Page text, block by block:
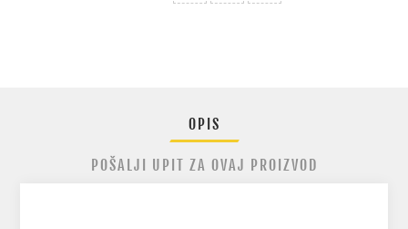
OPIS
POŠALJI UPIT ZA OVAJ PROIZVOD